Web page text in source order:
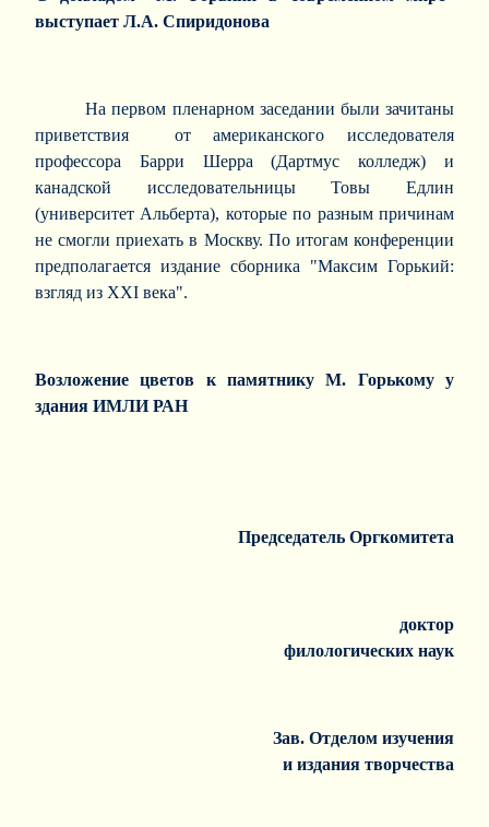
выступает Л.А. Спиридонова
На первом пленарном заседании были зачитаны
приветствия от американского исследователя
профессора Барри Шерра (Дартмус колледж) и
канадской исследовательницы Товы Едлин
(университет Альберта), которые по разным причинам
не смогли приехать в Москву. По итогам конференции
предполагается издание сборника "Максим Горький:
взгляд из ХХI века".
Возложение цветов к памятнику М. Горькому у
здания ИМЛИ РАН
Председатель Оргкомитета
доктор
филологических наук
Зав. Отделом изучения
и издания творчества